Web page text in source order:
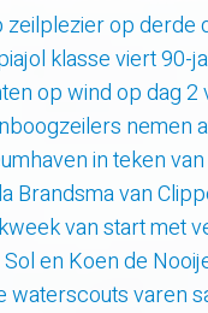
zeilplezier op derde
klasse viert 90-
op wind op dag
nemen
in teken
Brandsma van
van start met
Sol en Koen de
waterscouts varen